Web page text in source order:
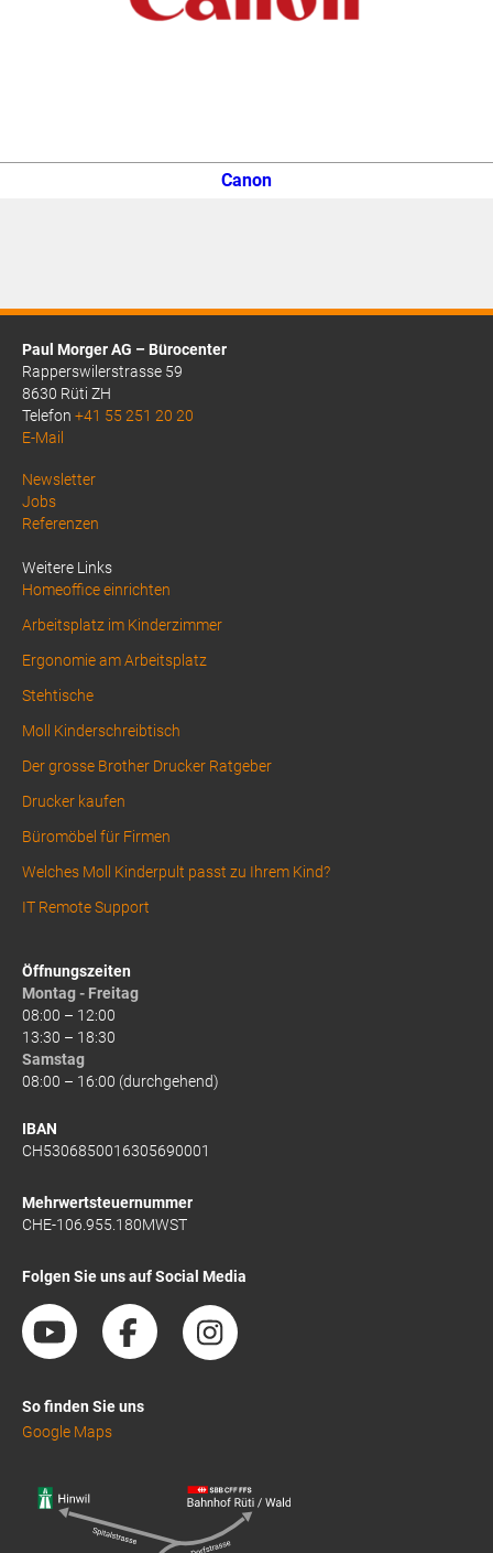
Canon
Paul Morger AG – Bürocenter
Rapperswilerstrasse 59
8630 Rüti ZH
Telefon +41 55 251 20 20
E-Mail
Above
Footer
Newsletter
Jobs
Referenzen
Weitere Links
Homeoffice einrichten
Arbeitsplatz im Kinderzimmer
Ergonomie am Arbeitsplatz
Stehtische
Moll Kinderschreibtisch
Der grosse Brother Drucker Ratgeber
Drucker kaufen
Büromöbel für Firmen
Welches Moll Kinderpult passt zu Ihrem Kind?
IT Remote Support
Öffnungszeiten
Montag - Freitag
08:00 – 12:00
13:30 – 18:30
Samstag
08:00 – 16:00 (durchgehend)
IBAN
CH5306850016305690001
Mehrwertsteuernummer
CHE-106.955.180MWST
Folgen Sie uns auf Social Media
So finden Sie uns
Google Maps